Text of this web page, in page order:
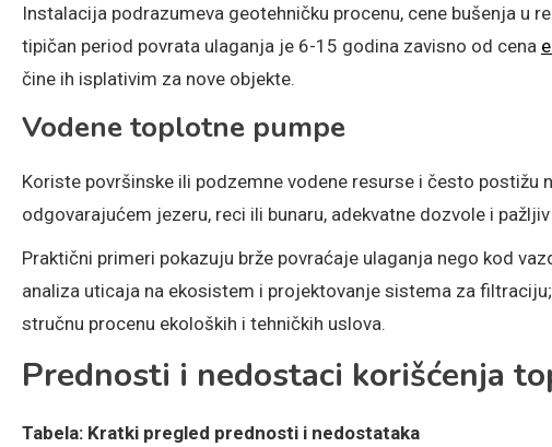
Instalacija podrazumeva geotehničku procenu, cene bušenja u
tipičan period povrata ulaganja je 6-15 godina zavisno od cena
čine ih isplativim za nove objekte.
Vodene toplotne pumpe
Koriste površinske ili podzemne vodene resurse i često postižu
odgovarajućem jezeru, reci ili bunaru, adekvatne dozvole i
Praktični primeri pokazuju brže povraćaje ulaganja nego kod
analiza uticaja na ekosistem i projektovanje sistema za filtraciju;
stručnu procenu ekoloških i tehničkih uslova.
Prednosti i nedostaci korišćenja
Tabela: Kratki pregled prednosti i nedostataka